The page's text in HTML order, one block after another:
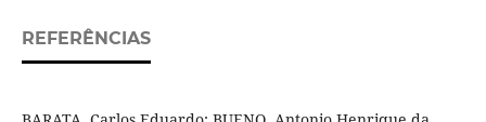
REFERÊNCIAS